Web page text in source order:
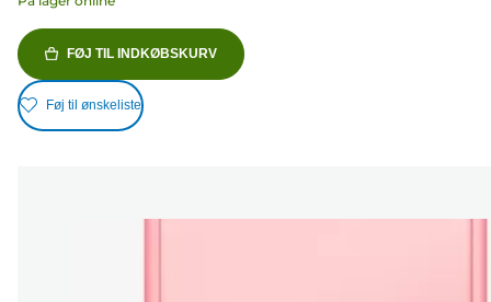
FØJ TIL INDKØBSKURV
Føj til ønskeliste